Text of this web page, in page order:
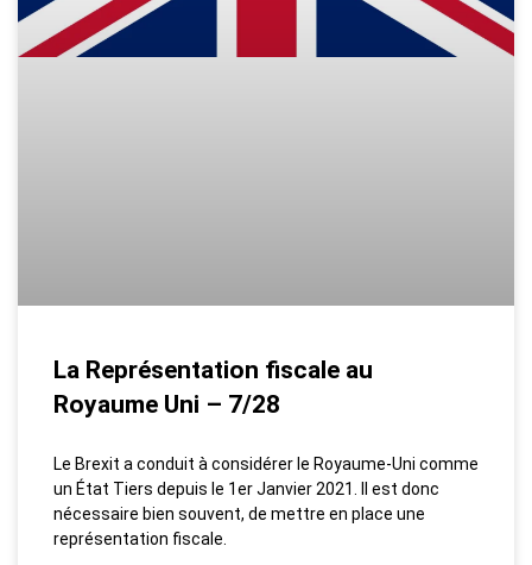
La Représentation fiscale au
Royaume Uni – 7/28
Le Brexit a conduit à considérer le Royaume-Uni comme
un État Tiers depuis le 1er Janvier 2021. Il est donc
nécessaire bien souvent, de mettre en place une
représentation fiscale.